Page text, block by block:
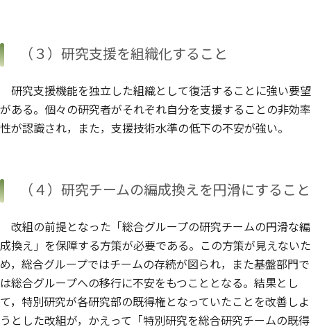
（３）研究支援を組織化すること
研究支援機能を独立した組織として復活することに強い要望
がある。個々の研究者がそれぞれ自分を支援することの非効率
性が認識され，また，支援技術水準の低下の不安が強い。
（４）研究チームの編成換えを円滑にすること
改組の前提となった「総合グループの研究チームの円滑な編
成換え」を保障する方策が必要である。この方策が見えないた
め，総合グループではチームの存続が図られ，また基盤部門で
は総合グループへの移行に不安をもつこととなる。結果とし
て，特別研究が各研究部の既得権となっていたことを改善しよ
うとした改組が，かえって「特別研究を総合研究チームの既得